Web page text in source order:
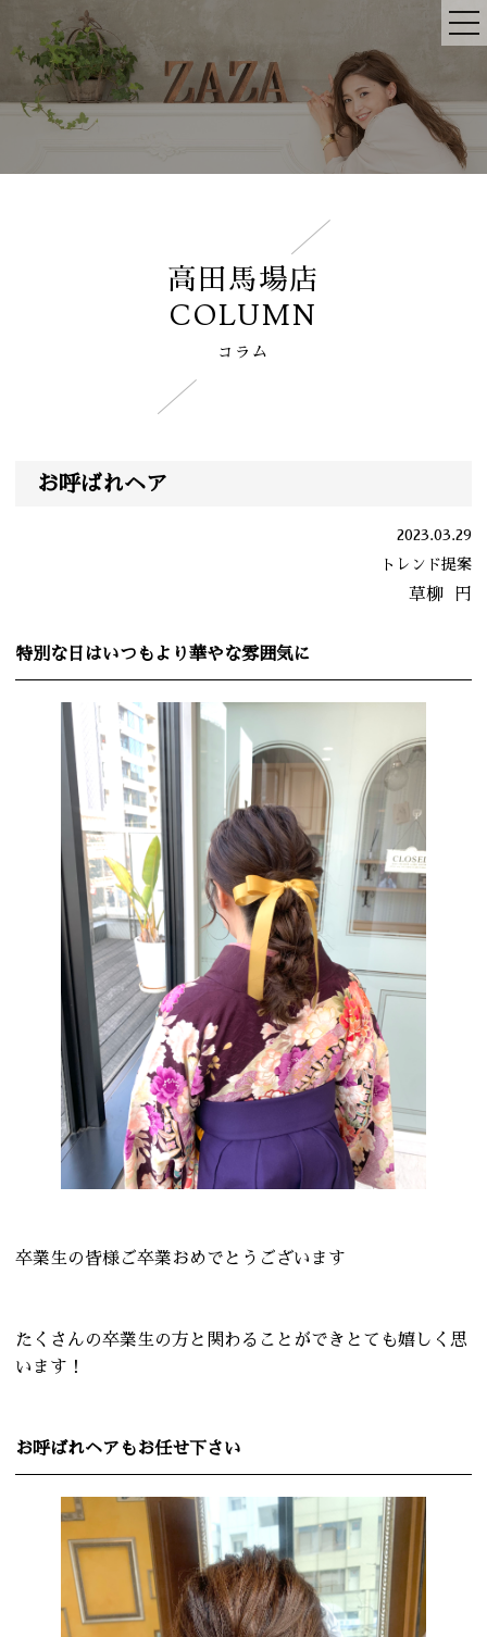
高田馬場店
COLUMN
コラム
お呼ばれヘア
2023.03.29
トレンド提案
草柳 円
特別な日はいつもより華やな雰囲気に
卒業生の皆様ご卒業おめでとうございます
たくさんの卒業生の方と関わることができとても嬉しく思
います！
お呼ばれヘアもお任せ下さい